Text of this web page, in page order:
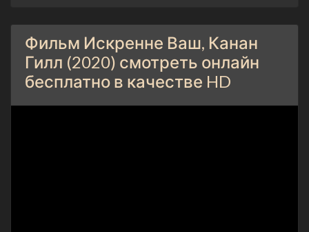
Фильм Искренне Ваш, Канан
Гилл (2020) смотреть онлайн
бесплатно в качестве HD